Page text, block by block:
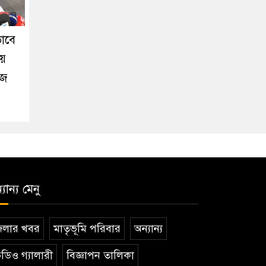
মেনু
খবর মাতৃভূমি পরিবার অন্যান্য
গ্যালারী বিজ্ঞাপন তালিকা